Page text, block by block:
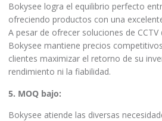
Bokysee logra el equilibrio perfecto
ofreciendo productos con una
A pesar de ofrecer soluciones de
Bokysee mantiene precios
clientes maximizar el retorno de su
rendimiento ni la fiabilidad.
5. MOQ bajo:
Bokysee atiende las diversas